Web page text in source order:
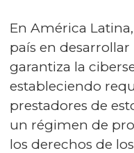
En América
país en
garantiza la
estableciendo
prestadores de
un régimen de
los derechos de